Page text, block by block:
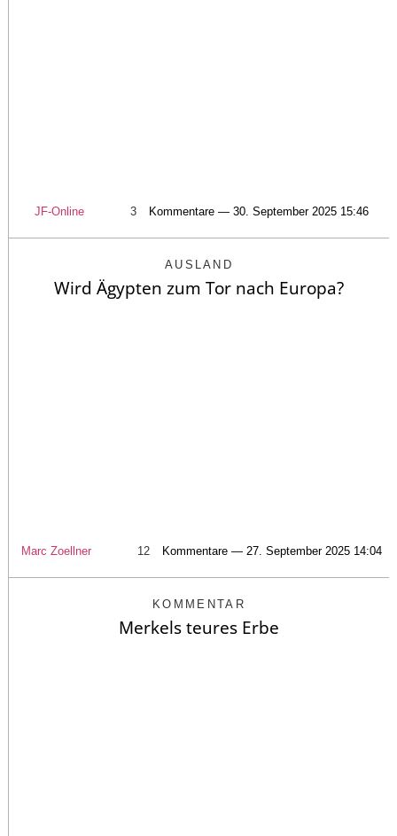
JF-Online 3 Kommentare — 30. September 2025 15:46
AUSLAND
Wird Ägypten zum Tor nach Europa?
Marc Zoellner 12 Kommentare — 27. September 2025 14:04
KOMMENTAR
Merkels teures Erbe